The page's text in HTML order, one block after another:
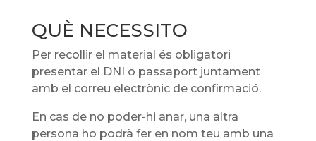
QUÈ NECESSITO
Per recollir el material és obligatori
presentar el DNI o passaport juntament
amb el correu electrònic de confirmació.
En cas de no poder-hi anar, una altra
persona ho podrà fer en nom teu amb una